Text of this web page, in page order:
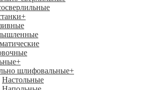
+
+
шлифовальные+
Настольные